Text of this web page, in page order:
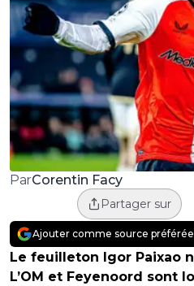
ParCorentin Facy
Partager sur
Ajouter comme source
Le feuilleton Igor Paixao
L’OM et Feyenoord sont